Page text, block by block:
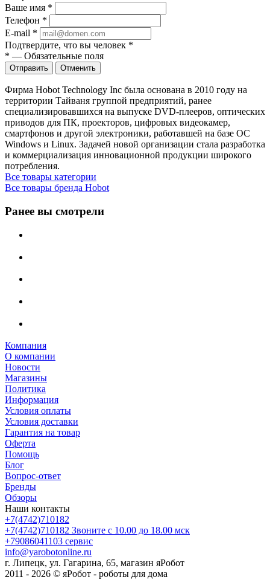
Ваше имя *
Телефон *
E-mail *
Подтвердите, что вы человек *
* — Обязательные поля
Отправить Отменить
Фирма Hobot Technology Inc была основана в 2010 году на
территории Тайваня группой предприятий, ранее
специализировавшихся на выпуске DVD-плееров, оптических
приводов для ПК, проекторов, цифровых видеокамер,
смартфонов и другой электроники, работавшей на базе ОС
Windows и Linux. Задачей новой организации стала разработка
и коммерциализация инновационной продукции широкого
потребления.
Все товары категории
Все товары бренда Hobot
Ранее вы смотрели
Компания
О компании
Новости
Магазины
Политика
Информация
Условия оплаты
Условия доставки
Гарантия на товар
Оферта
Помощь
Блог
Вопрос-ответ
Бренды
Обзоры
Наши контакты
+7(4742)710182
+7(4742)710182 Звоните с 10.00 до 18.00 мск
+79086041103 сервис
info@yarobotonline.ru
г. Липецк, ул. Гагарина, 65, магазин яРобот
2011 - 2026 © яРобот - роботы для дома